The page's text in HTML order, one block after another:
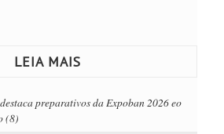
LEIA MAIS
preparativos da Expoban 2026 eo
(8)